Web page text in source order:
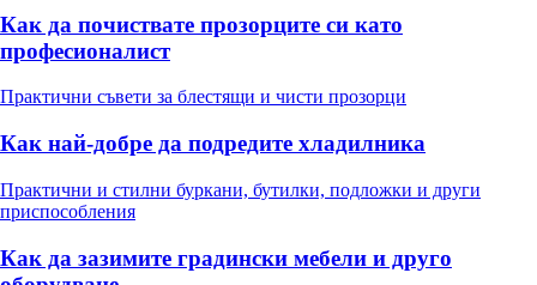
Как да почиствате прозорците си като
професионалист
Практични съвети за блестящи и чисти прозорци
Как най-добре да подредите хладилника
Практични и стилни буркани, бутилки, подложки и други
приспособления
Как да зазимите градински мебели и друго